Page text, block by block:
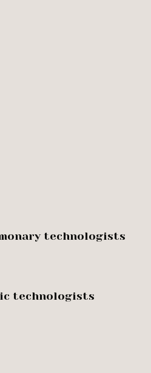
technologists
technologists